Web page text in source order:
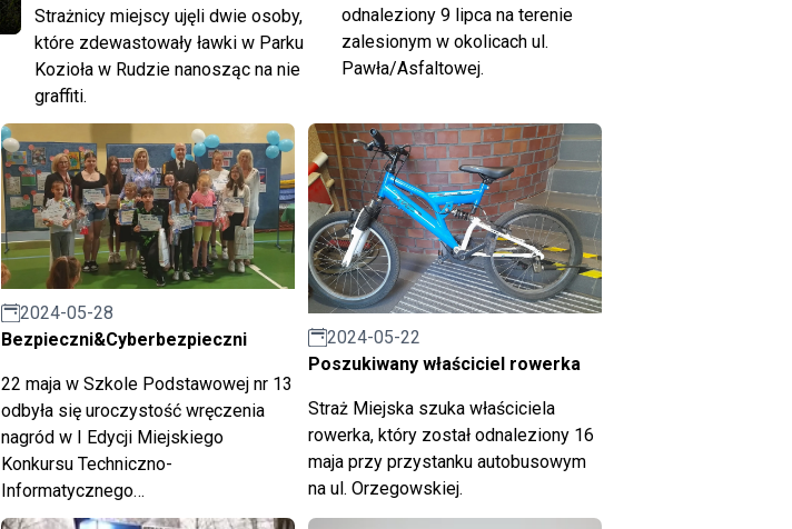
Strażnicy miejscy ujęli dwie osoby,
które zdewastowały ławki w Parku
Kozioła w Rudzie nanosząc na nie
graffiti.
odnaleziony 9 lipca na terenie
zalesionym w okolicach ul.
Pawła/Asfaltowej.
2024-05-28
Bezpieczni&Cyberbezpieczni
22 maja w Szkole Podstawowej nr 13
odbyła się uroczystość wręczenia
nagród w I Edycji Miejskiego
Konkursu Techniczno-
Informatycznego
"Bezpieczni&Cyberbezpieczni".
2024-05-22
Poszukiwany właściciel rowerka
Straż Miejska szuka właściciela
rowerka, który został odnaleziony 16
maja przy przystanku autobusowym
na ul. Orzegowskiej.